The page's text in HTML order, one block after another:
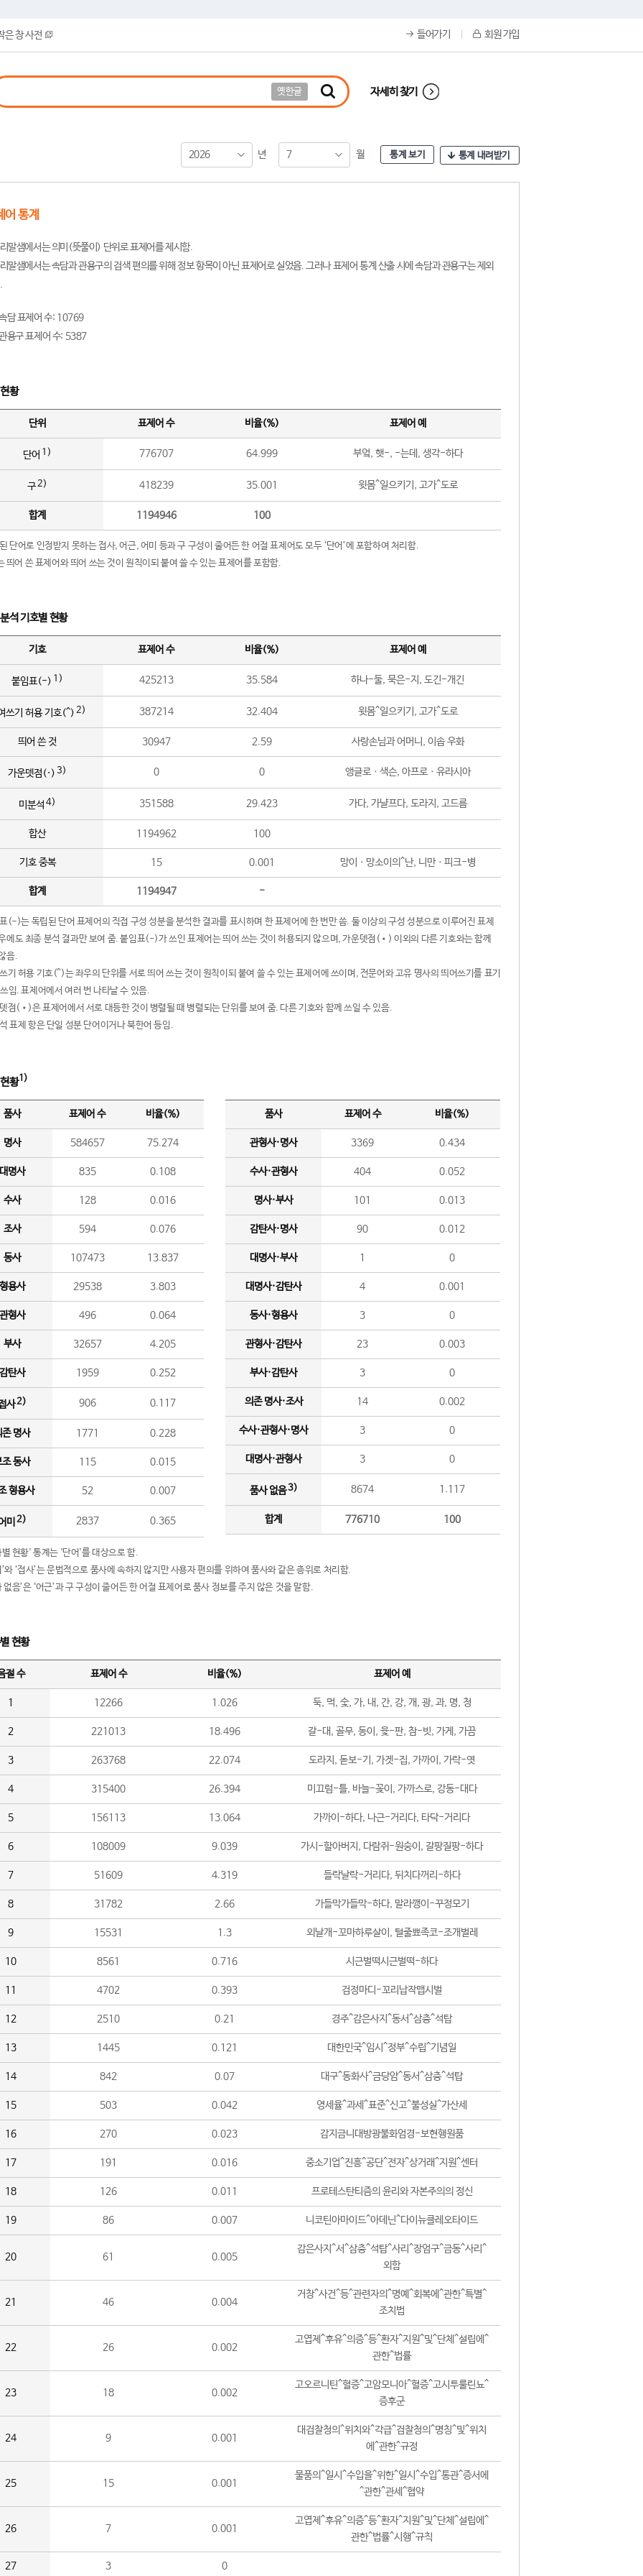
은 창 사전 들어가기 회원 가입
옛한글 자세히 찾기
2026 년 7 월 통계 보기 통계 내려받기
어 통계
말샘에서는 의미(뜻풀이) 단위로 표제어를 제시함.
말샘에서는 속담과 관용구의 검색 편의를 위해 정보 항목이 아닌 표제어로 실었음. 그러나 표제어 통계 산출 시에 속담과 관용구는 제외
담 표제어 수: 10769
용구 표제어 수: 5387
황
단위 표제어 수 비율(%) 표제어 예
단어 1) 776707 64.999 부엌, 햇-, -는데, 생각-하다
구2) 418239 35.001 윗몸^일으키기, 고가^도로
합계 1194946 100
단어로 인정받지 못하는 접사, 어근, 어미 등과 구 구성이 줄어든 한 어절 표제어도 모두 ‘단어’에 포함하여 처리함.
띄어 쓴 표제어와 띄어 쓰는 것이 원칙이되 붙여 쓸 수 있는 표제어를 포함함.
석 기호별 현황
기호 표제어 수 비율(%) 표제어 예
붙임표(-) 1) 425213 35.584 하나-둘, 묵은-지, 도긴-개긴
쓰기 허용 기호(^) 2) 387214 32.404 윗몸^일으키기, 고가^도로
띄어 쓴 것 30947 2.59 사랑손님과 어머니, 이솝 우화
가운뎃점(·) 3) 0 0 앵글로ㆍ색슨, 아프로ㆍ유라시아
미분석 4) 351588 29.423 가다, 가냘프다, 도라지, 고드름
합산 1194962 100
기호 중복 15 0.001 망이ㆍ망소이의^난, 니만ㆍ피크-병
합계 1194947 -
(-)는 독립된 단어 표제어의 직접 구성 성분을 분석한 결과를 표시하며 한 표제어에 한 번만 씀. 둘 이상의 구성 성분으로 이루어진 표제
에도 최종 분석 결과만 보여 줌. 붙임표(-)가 쓰인 표제어는 띄어 쓰는 것이 허용되지 않으며, 가운뎃점(•) 이외의 다른 기호와는 함께
음.
기 허용 기호(^)는 좌우의 단위를 서로 띄어 쓰는 것이 원칙이되 붙여 쓸 수 있는 표제어에 쓰이며, 전문어와 고유 명사의 띄어쓰기를 표기
임. 표제어에서 여러 번 나타날 수 있음.
점(•)은 표제어에서 서로 대등한 것이 병렬될 때 병렬되는 단위를 보여 줌. 다른 기호와 함께 쓰일 수 있음.
표제 항은 단일 성분 단어이거나 북한어 등임.
황1)
품사 표제어 수 비율(%)
명사 584657 75.274
명사 835 0.108
수사 128 0.016
조사 594 0.076
동사 107473 13.837
용사 29538 3.803
형사 496 0.064
부사 32657 4.205
탄사 1959 0.252
사2) 906 0.117
존 명사 1771 0.228
조 동사 115 0.015
형용사 52 0.007
미 2) 2837 0.365
품사 표제어 수 비율(%)
관형사·명사 3369 0.434
수사·관형사 404 0.052
명사·부사 101 0.013
감탄사·명사 90 0.012
대명사·부사 1 0
대명사·감탄사 4 0.001
동사·형용사 3 0
관형사·감탄사 23 0.003
부사·감탄사 3 0
의존 명사·조사 14 0.002
수사·관형사·명사 3 0
대명사·관형사 3 0
품사 없음3) 8674 1.117
합계 776710 100
현황' 통계는 '단어'를 대상으로 함.
와 ‘접사’는 문법적으로 품사에 속하지 않지만 사용자 편의를 위하여 품사와 같은 층위로 처리함.
없음’은 ‘어근’과 구 구성이 줄어든 한 어절 표제어로 품사 정보를 주지 않은 것을 말함.
현황
절 수 표제어 수 비율(%) 표제어 예
1 12266 1.026 둑, 먹, 숯, 가, 내, 간, 강, 개, 광, 과, 명, 청
2 221013 18.496 갈-대, 골무, 동이, 윷-판, 참-빗, 가게, 가끔
3 263768 22.074 도라지, 돋보-기, 가겟-집, 가까이, 가락-엿
4 315400 26.394 미끄럼-틀, 바늘-꽂이, 가까스로, 강동-대다
5 156113 13.064 가까이-하다, 나근-거리다, 타닥-거리다
6 108009 9.039 가시-할아버지, 다람쥐-원숭이, 갈팡질팡-하다
7 51609 4.319 들락날락-거리다, 뒤치다꺼리-하다
8 31782 2.66 가들막가들막-하다, 말라깽이-꾸정모기
9 15531 1.3 외날개-꼬마하루살이, 털줄뾰족코-조개벌레
10 8561 0.716 시근벌떡시근벌떡-하다
11 4702 0.393 검정마디-꼬리납작맵시벌
12 2510 0.21 경주^감은사지^동서^삼층^석탑
13 1445 0.121 대한민국^임시^정부^수립^기념일
14 842 0.07 대구^동화사^금당암^동서^삼층^석탑
15 503 0.042 영세율^과세^표준^신고^불성실^가산세
16 270 0.023 감지금니대방광불화엄경-보현행원품
17 191 0.016 중소기업^진흥^공단^전자^상거래^지원^센터
18 126 0.011 프로테스탄티즘의 윤리와 자본주의의 정신
19 86 0.007 니코틴아마이드^아데닌^다이뉴클레오타이드
20 61 0.005
감은사지^서^삼층^석탑^사리^장엄구^금동^사리^
외함
21 46 0.004
거창^사건^등^관련자의^명예^회복에^관한^특별^
조치법
22 26 0.002
고엽제^후유^의증^등^환자^지원^및^단체^설립에^
관한^법률
23 18 0.002
고오르니틴^혈증^고암모니아^혈증^고시투룰린뇨^
증후군
24 9 0.001
대검찰청의^위치와^각급^검찰청의^명칭^및^위치
에^관한^규정
25 15 0.001
물품의^일시^수입을^위한^일시^수입^통관^증서에
^관한^관세^협약
26 7 0.001
고엽제^후유^의증^등^환자^지원^및^단체^설립에^
관한^법률^시행^규칙
27 3 0